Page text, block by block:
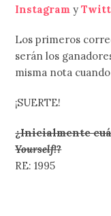
Instagramy
Los primeros
serán los
misma nota
¡SUERTE!
¿Inicialmente
Yourself!?
RE: 1995